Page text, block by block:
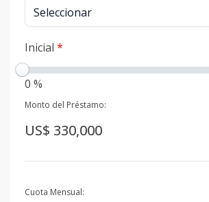
Inicial *
0 %
Monto del Préstamo:
US$ 330,000
Cuota Mensual: